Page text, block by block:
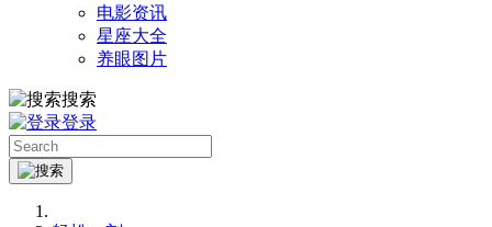
电影资讯
星座大全
养眼图片
搜索
登录